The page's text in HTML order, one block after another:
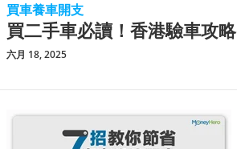
買車養車開支
買二手車必讀！香港驗車攻略
六月 18, 2025